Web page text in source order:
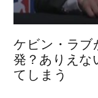
ケビン・ラブ
発？ありえな
てしまう